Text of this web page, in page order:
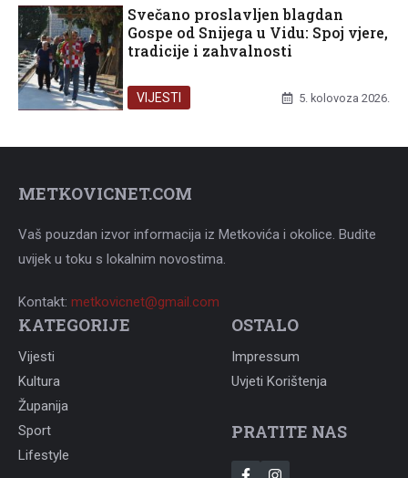
Svečano proslavljen blagdan
Gospe od Snijega u Vidu: Spoj vjere,
tradicije i zahvalnosti
VIJESTI 5. kolovoza 2026.
METKOVICNET.COM
Vaš pouzdan izvor informacija iz Metkovića i okolice. Budite
uvijek u toku s lokalnim novostima.
Kontakt: metkovicnet@gmail.com
KATEGORIJE
Vijesti
Kultura
Županija
Sport
Lifestyle
OSTALO
Impressum
Uvjeti Korištenja
PRATITE NAS